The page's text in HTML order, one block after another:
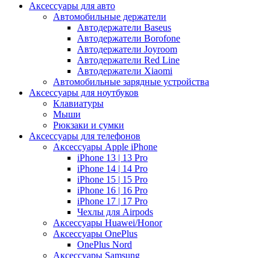
Аксессуары для авто
Автомобильные держатели
Автодержатели Baseus
Автодержатели Borofone
Автодержатели Joyroom
Автодержатели Red Line
Автодержатели Xiaomi
Автомобильные зарядные устройства
Аксессуары для ноутбуков
Клавиатуры
Мыши
Рюкзаки и сумки
Аксессуары для телефонов
Аксессуары Apple iPhone
iPhone 13 | 13 Pro
iPhone 14 | 14 Pro
iPhone 15 | 15 Pro
iPhone 16 | 16 Pro
iPhone 17 | 17 Pro
Чехлы для Airpods
Аксессуары Huawei/Honor
Аксессуары OnePlus
OnePlus Nord
Аксессуары Samsung